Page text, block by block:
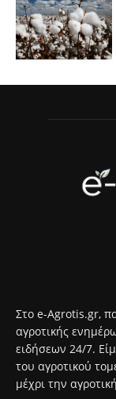
Στο e-Agrotis.gr,
αγροτικής
ειδήσεων 24/7.
του αγροτικού
μέχρι την